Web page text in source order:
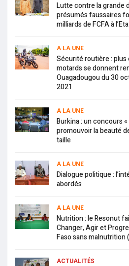
Lutte contre la grande
présumés faussaires
milliards de FCFA à
A LA UNE
Sécurité routière : plus
motards se donnent
Ouagadougou du 30
2021
A LA UNE
Burkina : un concours
promouvoir la beauté
taille
A LA UNE
Dialogue politique :
abordés
A LA UNE
Nutrition : le Resonut
Changer, Agir et
Faso sans malnutrition
ACTUALITÉS